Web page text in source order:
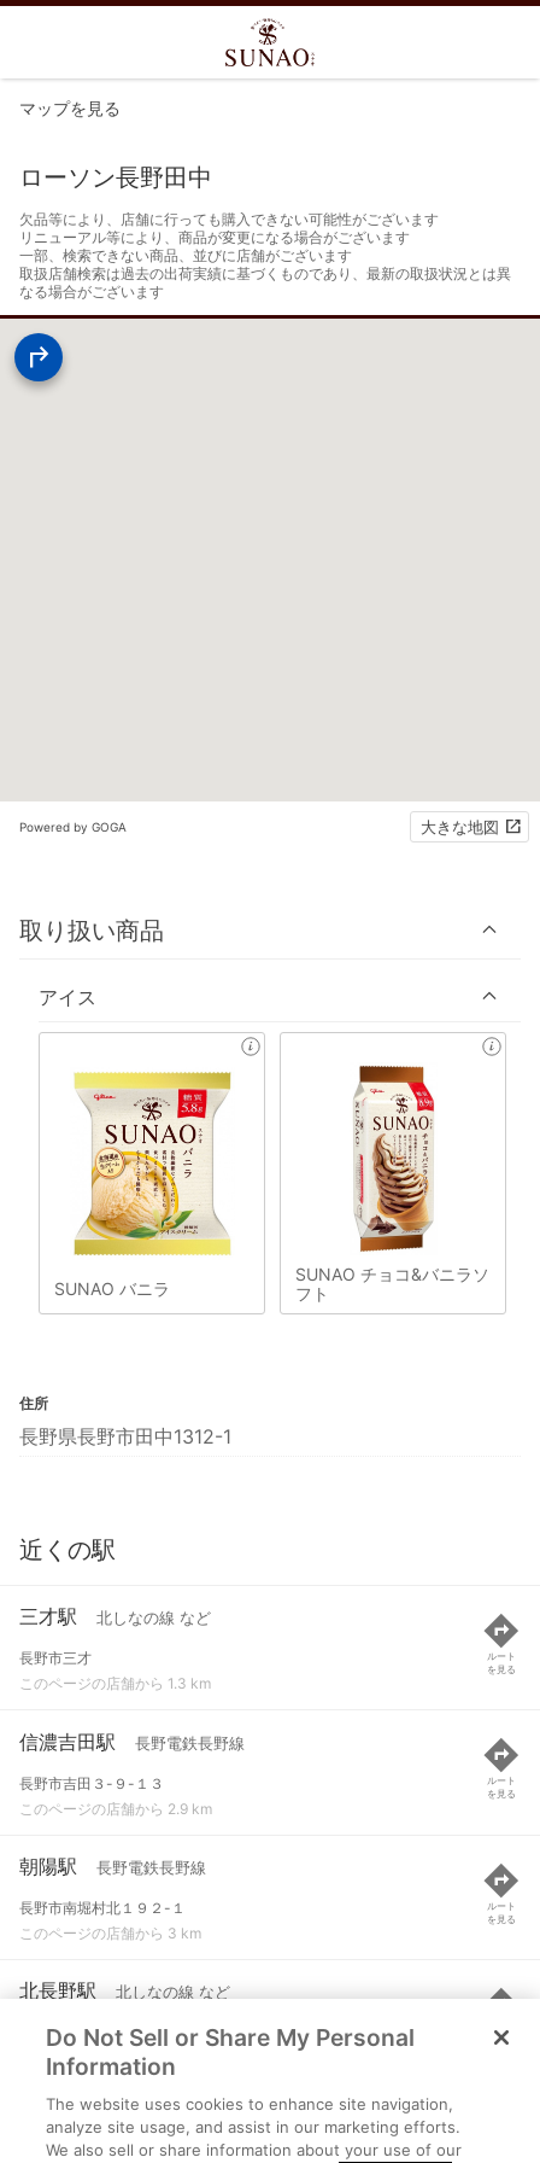
マップを見る
ローソン長野田中
欠品等により、店舗に行っても購入できない可能性がございます
リニューアル等により、商品が変更になる場合がございます
一部、検索できない商品、並びに店舗がございます
取扱店舗検索は過去の出荷実績に基づくものであり、最新の取扱状況とは異
なる場合がございます
Powered by GOGA 大きな地図
取り扱い商品
アイス
SUNAO バニラ
SUNAO チョコ&バニラソ
フト
住所
長野県長野市田中1312-1
近くの駅
三才駅 北しなの線 など
長野市三才
このページの店舗から 1.3 km
ルート
を見る
信濃吉田駅 長野電鉄長野線
長野市吉田３-９-１３
このページの店舗から 2.9 km
ルート
を見る
朝陽駅 長野電鉄長野線
長野市南堀村北１９２-１
このページの店舗から 3 km
ルート
を見る
北長野駅 北しなの線 など
長野市中越
このページの店舗から 3.1 km
ルート
を見る
桐原駅 長野電鉄長野線
長野市古野宮西８２８-２
Do Not Sell or Share My Personal
Information
The website uses cookies to enhance site navigation,
analyze site usage, and assist in our marketing efforts.
We also sell or share information about your use of our